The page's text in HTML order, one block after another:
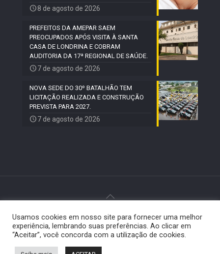
8 de agosto de 2026
PREFEITOS DA AMEPAR SAEM
PREOCUPADOS APÓS VISITA À SANTA
CASA DE LONDRINA E COBRAM
AUDITORIA DA 17ª REGIONAL DE SAÚDE.
7 de agosto de 2026
NOVA SEDE DO 30º BATALHÃO TEM
LICITAÇÃO REALIZADA E CONSTRUÇÃO
PREVISTA PARA 2027.
7 de agosto de 2026
© 2024 Paiquerê - Todos os direitos reservados |
Desenvolvido porElemento Visual .
Usamos cookies em nosso site para fornecer uma melhor
experiência, lembrando suas preferências. Ao clicar em
“Aceitar”, você concorda com a utilização de cookies.